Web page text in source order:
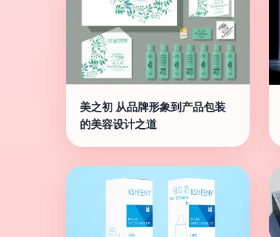
美之初 从品牌形象到产品包装
的美容设计之道